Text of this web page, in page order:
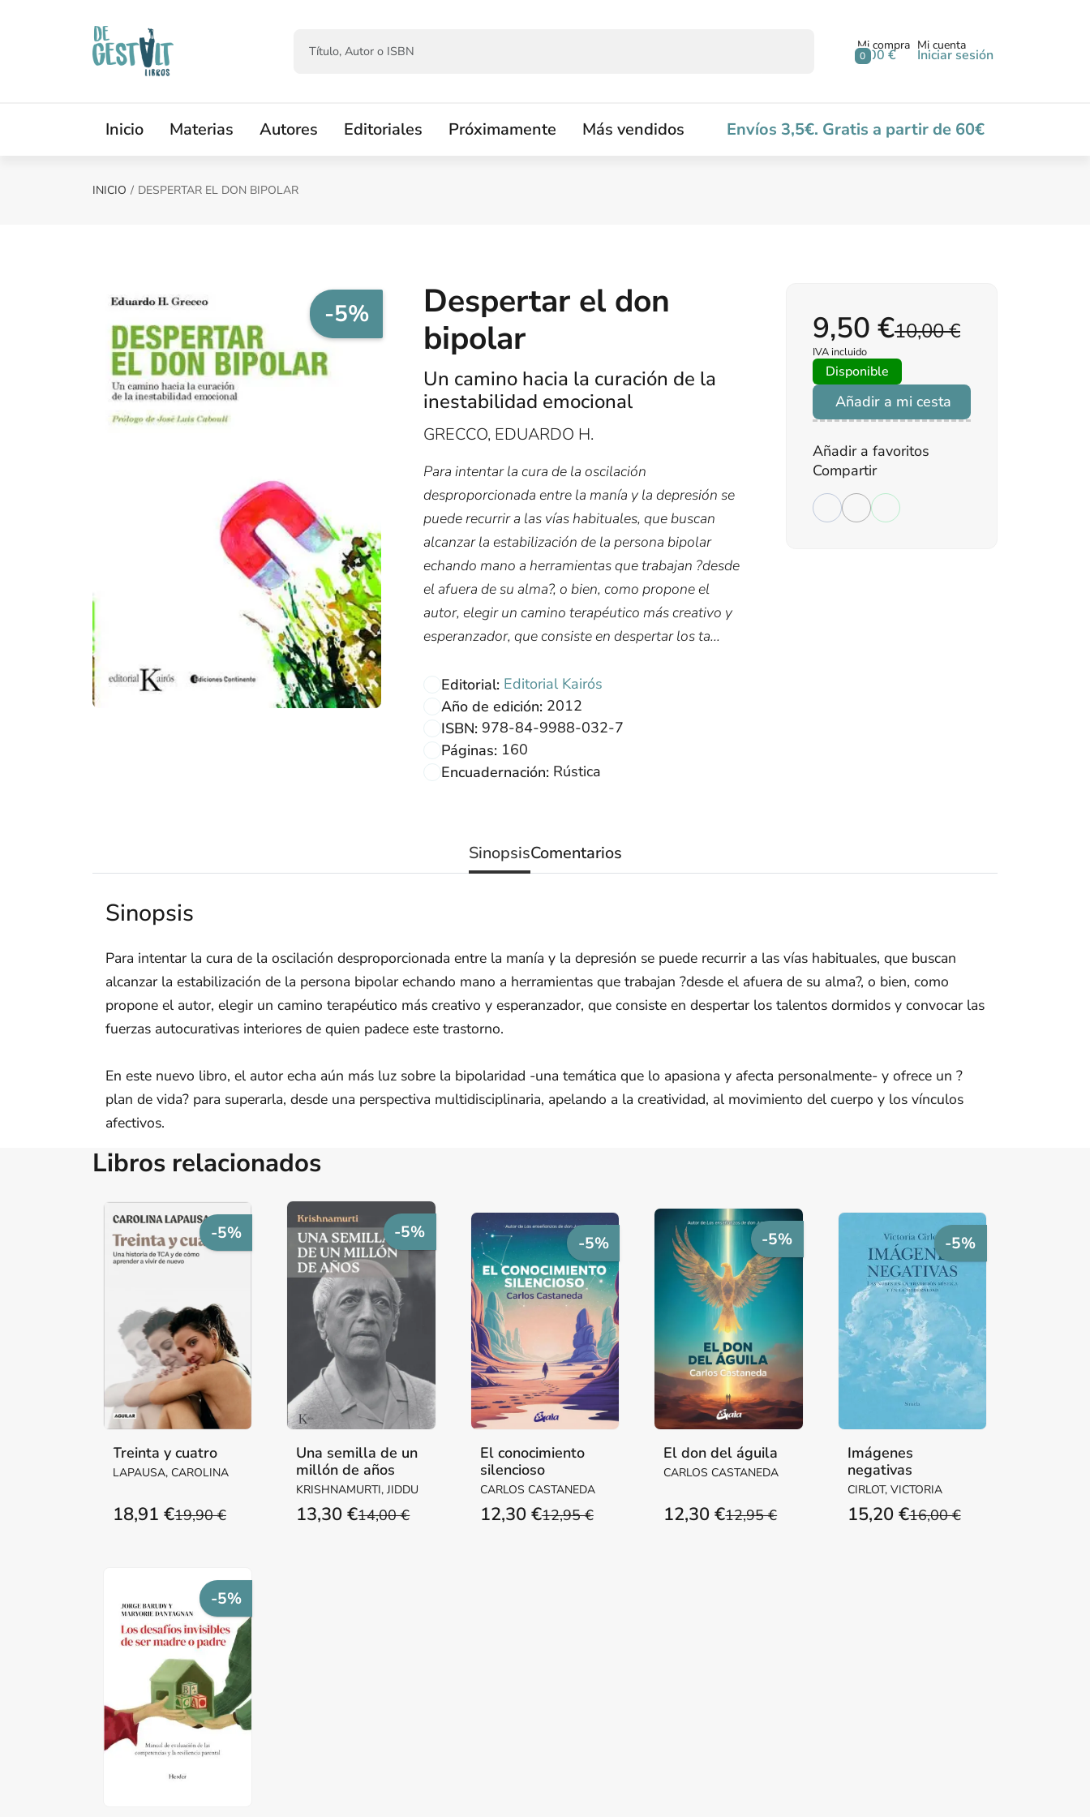
0
Mi compra
0,00 €
Mi cuenta
Iniciar sesión
Inicio Materias Autores Editoriales Próximamente Más vendidos Envíos 3,5€. Gratis a partir de 60€
INICIO DESPERTAR EL DON BIPOLAR
-5%
Despertar el don
bipolar
Un camino hacia la curación de la
inestabilidad emocional
GRECCO, EDUARDO H.
Para intentar la cura de la oscilación
desproporcionada entre la manía y la depresión se
puede recurrir a las vías habituales, que buscan
alcanzar la estabilización de la persona bipolar
echando mano a herramientas que trabajan ?desde
el afuera de su alma?, o bien, como propone el
autor, elegir un camino terapéutico más creativo y
esperanzador, que consiste en despertar los ta...
Editorial: Editorial Kairós
Año de edición: 2012
ISBN: 978-84-9988-032-7
Páginas: 160
Encuadernación: Rústica
10,00 €
9,50 €
IVA incluido
Disponible
Añadir a mi cesta
Añadir a favoritos
Compartir
SinopsisComentarios
Sinopsis
Para intentar la cura de la oscilación desproporcionada entre la manía y la depresión se puede recurrir a las vías habituales, que buscan
alcanzar la estabilización de la persona bipolar echando mano a herramientas que trabajan ?desde el afuera de su alma?, o bien, como
propone el autor, elegir un camino terapéutico más creativo y esperanzador, que consiste en despertar los talentos dormidos y convocar las
fuerzas autocurativas interiores de quien padece este trastorno.
En este nuevo libro, el autor echa aún más luz sobre la bipolaridad -una temática que lo apasiona y afecta personalmente- y ofrece un ?
plan de vida? para superarla, desde una perspectiva multidisciplinaria, apelando a la creatividad, al movimiento del cuerpo y los vínculos
afectivos.
Libros relacionados
-5%
Treinta y cuatro
LAPAUSA, CAROLINA
19,90 €
18,91 €
-5%
Una semilla de un
millón de años
KRISHNAMURTI, JIDDU
14,00 €
13,30 €
-5%
El conocimiento
silencioso
CARLOS CASTANEDA
12,95 €
12,30 €
-5%
El don del águila
CARLOS CASTANEDA
12,95 €
12,30 €
-5%
Imágenes
negativas
CIRLOT, VICTORIA
16,00 €
15,20 €
-5%